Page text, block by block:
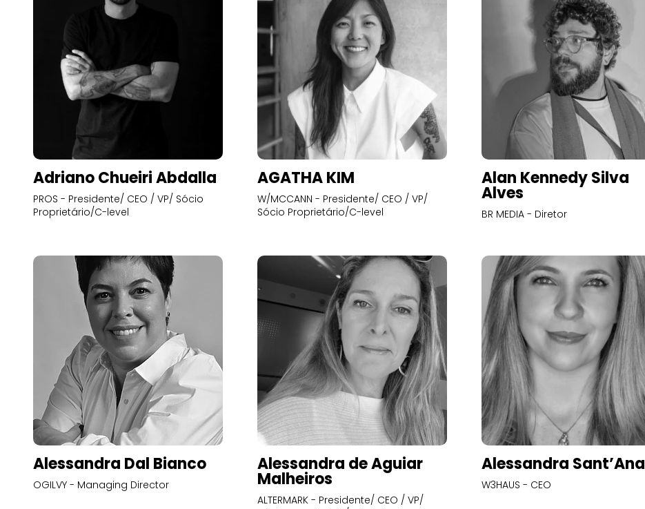
Adriano Chueiri Abdalla
PROS - Presidente/ CEO / VP/ Sócio
Proprietário/C-level
AGATHA KIM
W/MCCANN - Presidente/ CEO / VP/
Sócio Proprietário/C-level
Alan Kennedy Silva
Alves
BR MEDIA - Diretor
Alessandra Dal Bianco
OGILVY - Managing Director
Alessandra de Aguiar
Malheiros
ALTERMARK - Presidente/ CEO / VP/
Alessandra Sant’Ana
W3HAUS - CEO